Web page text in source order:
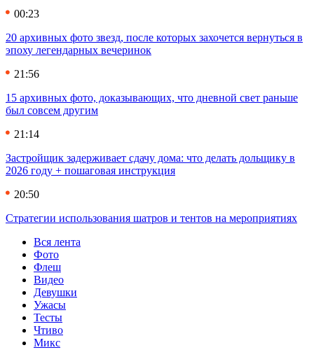
00:23
20 архивных фото звезд, после которых захочется вернуться в
эпоху легендарных вечеринок
21:56
15 архивных фото, доказывающих, что дневной свет раньше
был совсем другим
21:14
Застройщик задерживает сдачу дома: что делать дольщику в
2026 году + пошаговая инструкция
20:50
Стратегии использования шатров и тентов на мероприятиях
Вся лента
Фото
Флеш
Видео
Девушки
Ужасы
Тесты
Чтиво
Микс